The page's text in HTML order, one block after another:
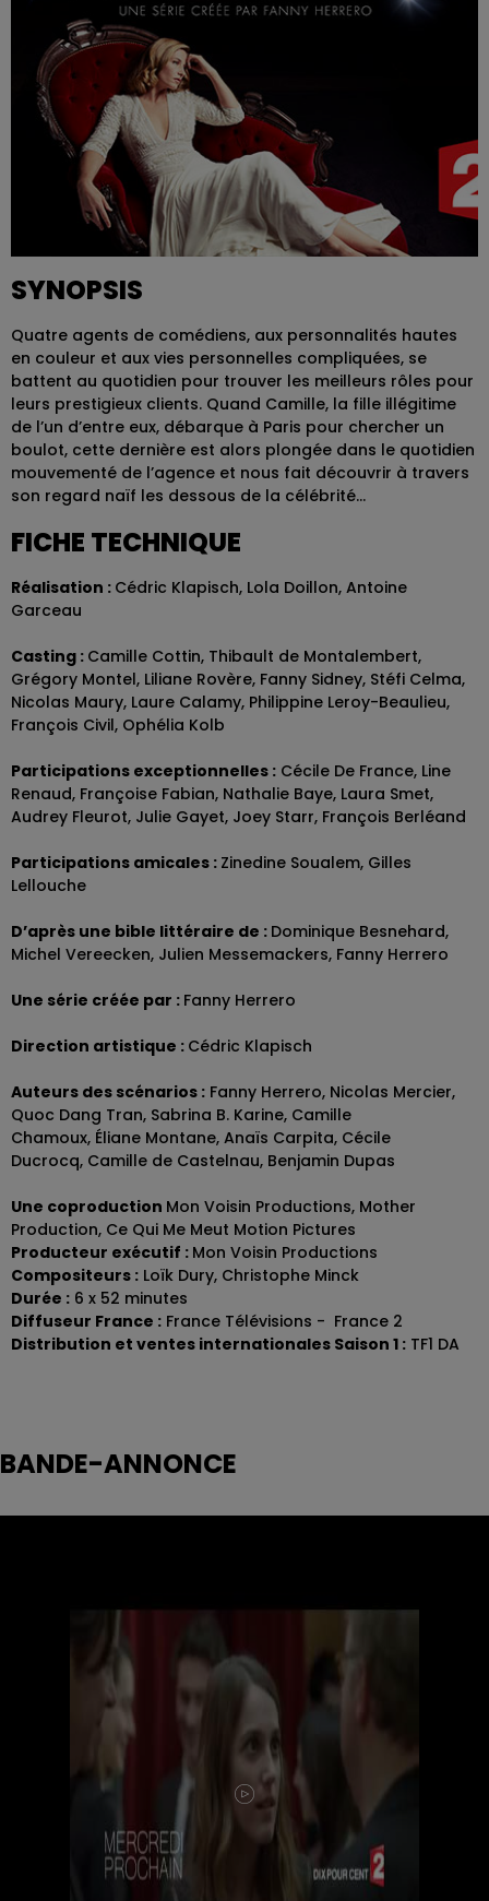
SYNOPSIS
Quatre agents de comédiens, aux personnalités hautes
en couleur et aux vies personnelles compliquées, se
battent au quotidien pour trouver les meilleurs rôles pour
leurs prestigieux clients. Quand Camille, la fille illégitime
de l’un d’entre eux, débarque à Paris pour chercher un
boulot, cette dernière est alors plongée dans le quotidien
mouvementé de l’agence et nous fait découvrir à travers
son regard naïf les dessous de la célébrité…
FICHE TECHNIQUE
Réalisation : Cédric Klapisch, Lola Doillon, Antoine
Garceau
Casting : Camille Cottin, Thibault de Montalembert,
Grégory Montel, Liliane Rovère, Fanny Sidney, Stéfi Celma,
Nicolas Maury, Laure Calamy, Philippine Leroy-Beaulieu,
François Civil, Ophélia Kolb
Participations exceptionnelles : Cécile De France, Line
Renaud, Françoise Fabian, Nathalie Baye, Laura Smet,
Audrey Fleurot, Julie Gayet, Joey Starr, François Berléand
Participations amicales : Zinedine Soualem, Gilles
Lellouche
D’après une bible littéraire de : Dominique Besnehard,
Michel Vereecken, Julien Messemackers, Fanny Herrero
Une série créée par : Fanny Herrero
Direction artistique : Cédric Klapisch
Auteurs des scénarios : Fanny Herrero, Nicolas Mercier,
Quoc Dang Tran, Sabrina B. Karine, Camille
Chamoux, Éliane Montane, Anaïs Carpita, Cécile
Ducrocq, Camille de Castelnau, Benjamin Dupas
Une coproduction Mon Voisin Productions, Mother
Production, Ce Qui Me Meut Motion Pictures
Producteur exécutif : Mon Voisin Productions
Compositeurs : Loïk Dury, Christophe Minck
Durée : 6 x 52 minutes
Diffuseur France : France Télévisions - France 2
Distribution et ventes internationales Saison 1 : TF1 DA
BANDE-ANNONCE